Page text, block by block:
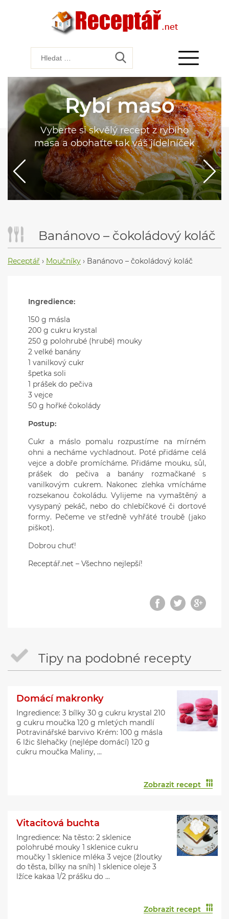
Rybí maso
Vyberte si skvělý recept z rybího
masa a obohaťte tak váš jídelníček
Banánovo – čokoládový koláč
Receptář › Moučníky › Banánovo – čokoládový koláč
Ingredience:
150 g másla
200 g cukru krystal
250 g polohrubé (hrubé) mouky
2 velké banány
1 vanilkový cukr
špetka soli
1 prášek do pečiva
3 vejce
50 g hořké čokolády
Postup:
Cukr a máslo pomalu rozpustíme na mírném
ohni a necháme vychladnout. Poté přidáme celá
vejce a dobře promícháme. Přidáme mouku, sůl,
prášek do pečiva a banány rozmačkané s
vanilkovým cukrem. Nakonec zlehka vmícháme
rozsekanou čokoládu. Vylijeme na vymaštěný a
vysypaný pekáč, nebo do chlebíčkové či dortové
formy. Pečeme ve středně vyhřáté troubě (jako
piškot).
Dobrou chuť!
Receptář.net – Všechno nejlepší!
Tipy na podobné recepty
Domácí makronky
Ingredience: 3 bílky 30 g cukru krystal 210
g cukru moučka 120 g mletých mandlí
Potravinářské barvivo Krém: 100 g másla
6 lžic šlehačky (nejlépe domácí) 120 g
cukru moučka Maliny, ...
Zobrazit recept
Vitacitová buchta
Ingredience: Na těsto: 2 sklenice
polohrubé mouky 1 sklenice cukru
moučky 1 sklenice mléka 3 vejce (žloutky
do těsta, bílky na sníh) 1 sklenice oleje 3
lžíce kakaa 1/2 prášku do ...
Zobrazit recept